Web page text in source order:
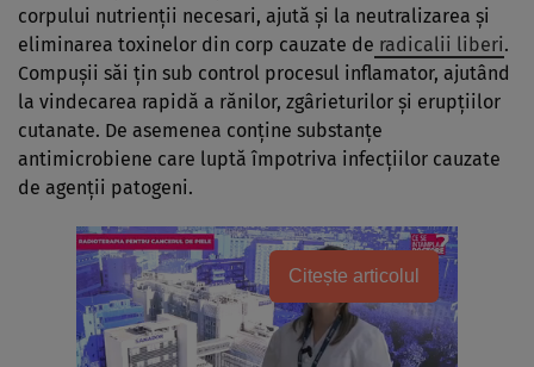
corpului nutrienţii necesari, ajută şi la neutralizarea şi
eliminarea toxinelor din corp cauzate de radicalii liberi.
Compuşii săi ţin sub control procesul inflamator, ajutând
la vindecarea rapidă a rănilor, zgârieturilor şi erupţiilor
cutanate. De asemenea conţine substanţe
antimicrobiene care luptă împotriva infecţiilor cauzate
de agenţii patogeni.
Citește articolul